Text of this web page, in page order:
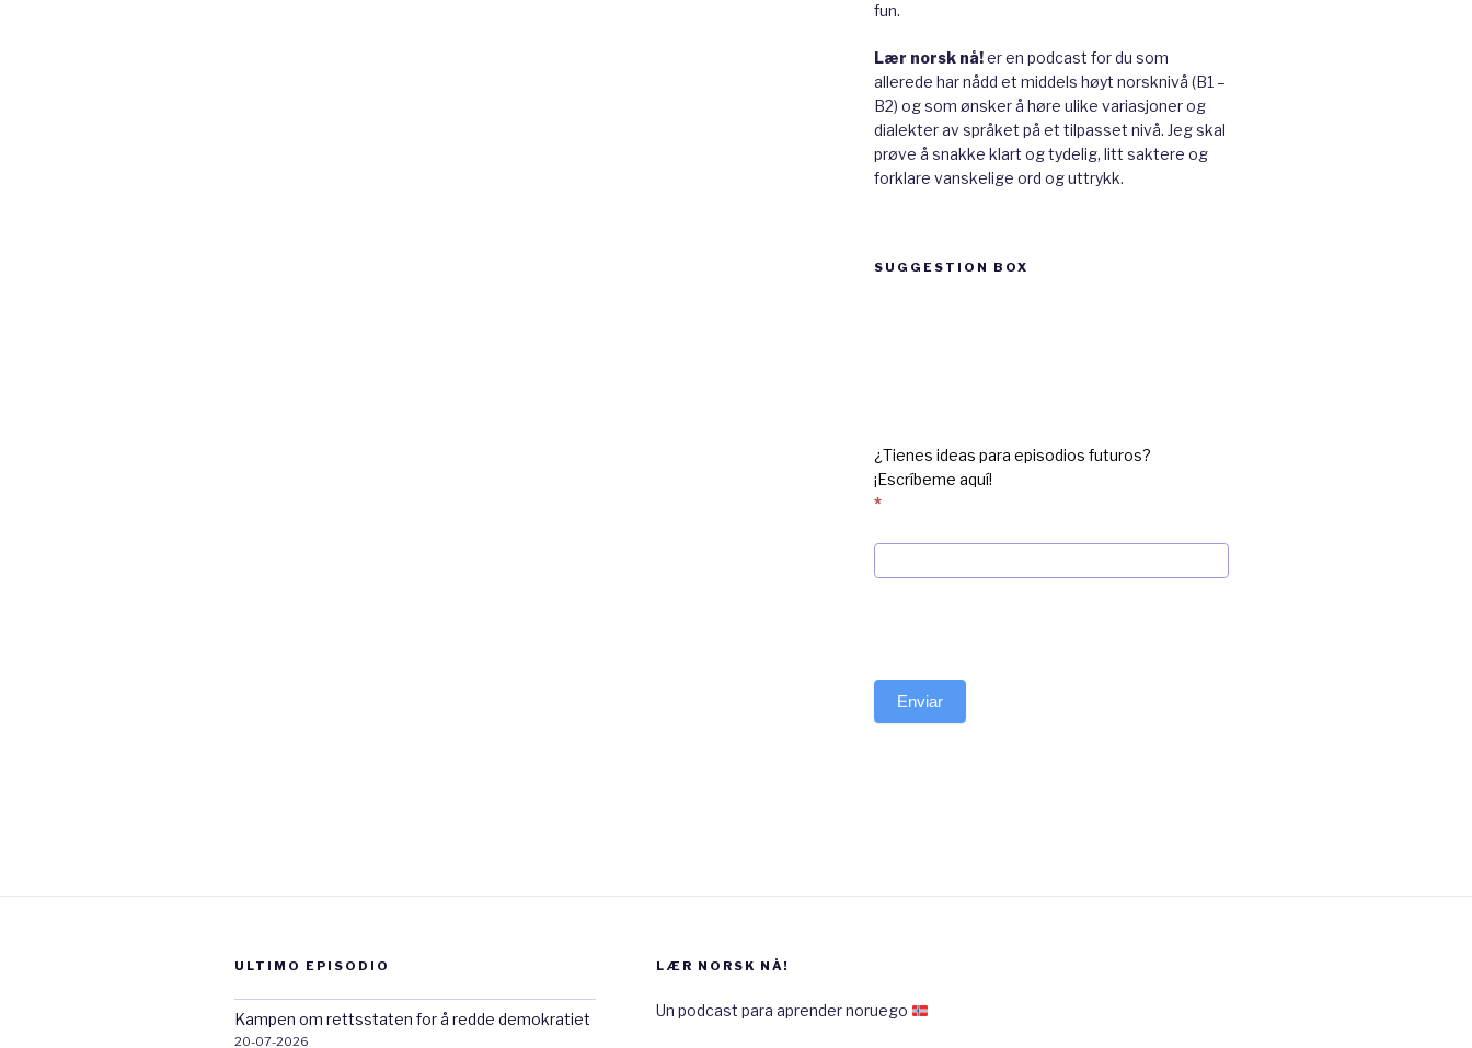
fun.
Lær norsk nå!er en podcast for du som
allerede har nådd et middels høyt norsknivå (B1 –
B2) og som ønsker å høre ulike variasjoner og
dialekter av språket på et tilpasset nivå. Jeg skal
prøve å snakke klart og tydelig, litt saktere og
forklare vanskelige ord og uttrykk.
SUGGESTION BOX
¿Tienes ideas para episodios futuros?
¡Escríbeme aquí!
*
Enviar
ULTIMO EPISODIO
Kampen om rettsstaten for å redde demokratiet
20-07-2026
LÆR NORSK NÅ!
Un podcast para aprender noruego